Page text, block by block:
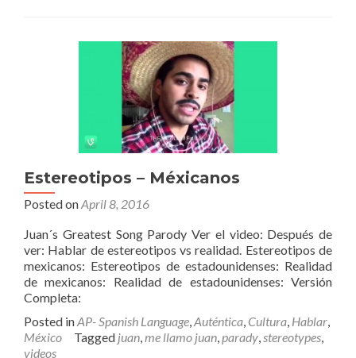
Estereotipos – Méxicanos
Posted onApril 8, 2016
Juan´s Greatest Song Parody Ver el video: Después de
ver: Hablar de estereotipos vs realidad. Estereotipos de
mexicanos: Estereotipos de estadounidenses: Realidad
de mexicanos: Realidad de estadounidenses: Versión
Completa:
Posted inAP- Spanish Language Auténtica Cultura Hablar
México
Tagged juan me llamo juan parady stereotypes
videos